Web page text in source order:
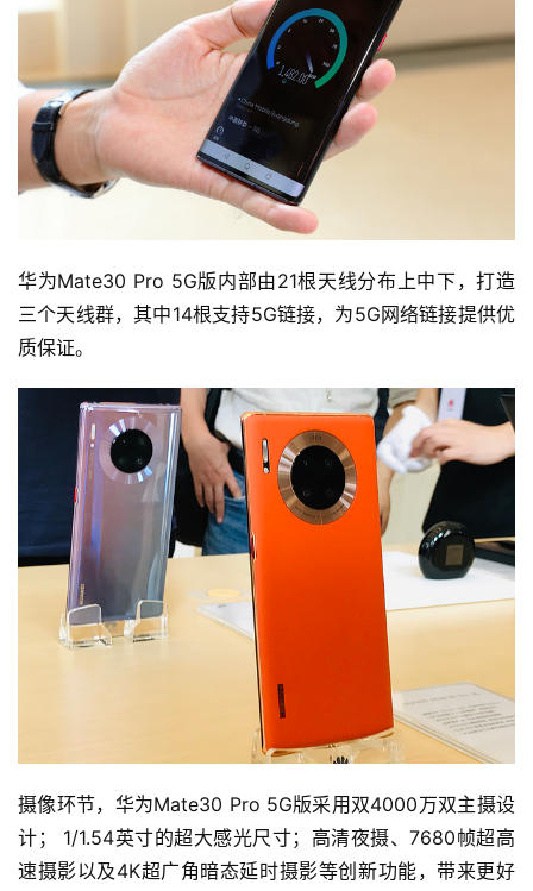
华为Mate30 Pro 5G版内部由21根天线分布上中下，打造
三个天线群，其中14根支持5G链接，为5G网络链接提供优
质保证。
摄像环节，华为Mate30 Pro 5G版采用双4000万双主摄设
计； 1/1.54英寸的超大感光尺寸；高清夜摄、7680帧超高
速摄影以及4K超广角暗态延时摄影等创新功能，带来更好